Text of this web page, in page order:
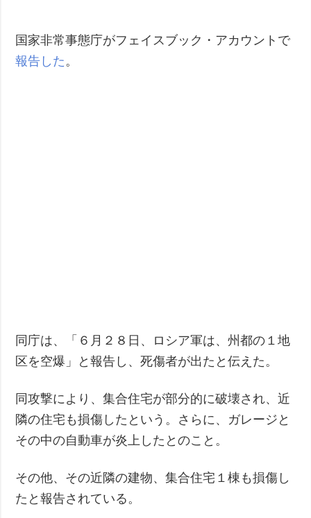
国家非常事態庁がフェイスブック・アカウントで
報告した 。
同庁は、「６月２８日、ロシア軍は、州都の１地
区を空爆」と報告し、死傷者が出たと伝えた。
同攻撃により、集合住宅が部分的に破壊され、近
隣の住宅も損傷したという。さらに、ガレージと
その中の自動車が炎上したとのこと。
その他、その近隣の建物、集合住宅１棟も損傷し
たと報告されている。